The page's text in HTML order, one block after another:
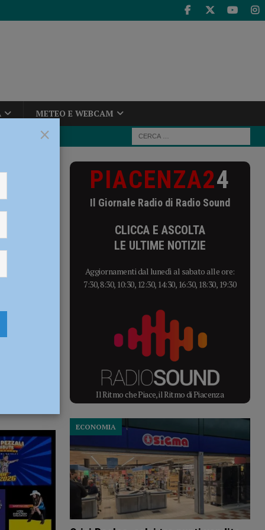
METEO E WEBCAM
aree
PIACENZA24
Il Giornale Radio di Radio Sound
CLICCA E ASCOLTA
LE ULTIME NOTIZIE
Aggiornamenti dal lunedì al sabato alle ore:
7:30, 8:30, 10:30, 12:30, 14:30, 16:30, 18:30, 19:30
Il Ritmo che Piace, il Ritmo di Piacenza
ECONOMIA
×